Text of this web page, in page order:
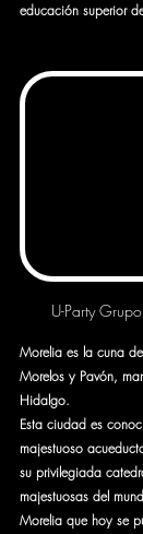
educación superior
U-Party
Morelia es la cuna
Morelos y Pavón,
Hidalgo.
Esta ciudad es
majestuoso
su privilegiada
majestuosas del
Morelia que hoy se